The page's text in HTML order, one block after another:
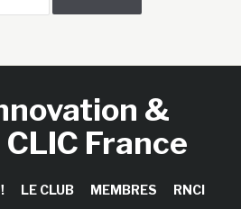
&
France
LE CLUB MEMBRES
RNCI